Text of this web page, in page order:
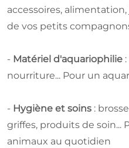
accessoires,
de vos petits
- Matériel d'aquariophilie
nourriture... Pour un
- Hygiène et soins :
griffes, produits de soin...
animaux au quotidien